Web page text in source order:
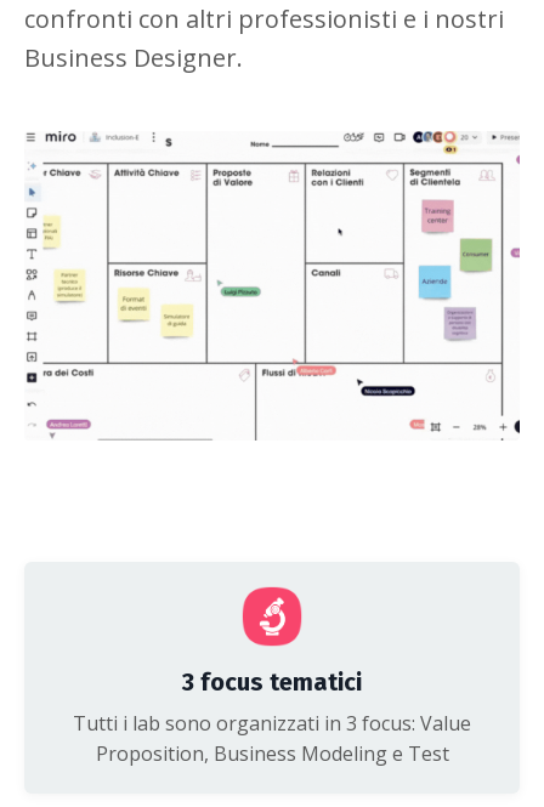
confronti con altri professionisti e i nostri
Business Designer.
3 focus tematici
Tutti i lab sono organizzati in 3 focus: Value
Proposition, Business Modeling e Test